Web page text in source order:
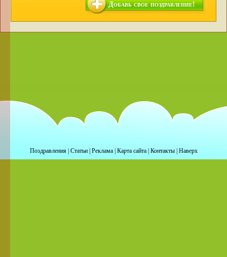
Добавь свое поздравление!
Поздравления| Статьи| Реклама| Карта сайта| Контакты| Наверх